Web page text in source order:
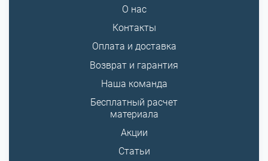
О нас
Контакты
Оплата и доставка
Возврат и гарантия
Наша команда
Бесплатный расчет
материала
Акции
Статьи